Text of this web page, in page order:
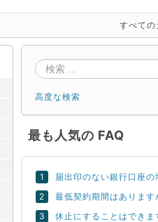
すべての
高度な検索
最も人気の FAQ
届出印のない銀行口座
最低契約期間はあります
休止にすることはできま